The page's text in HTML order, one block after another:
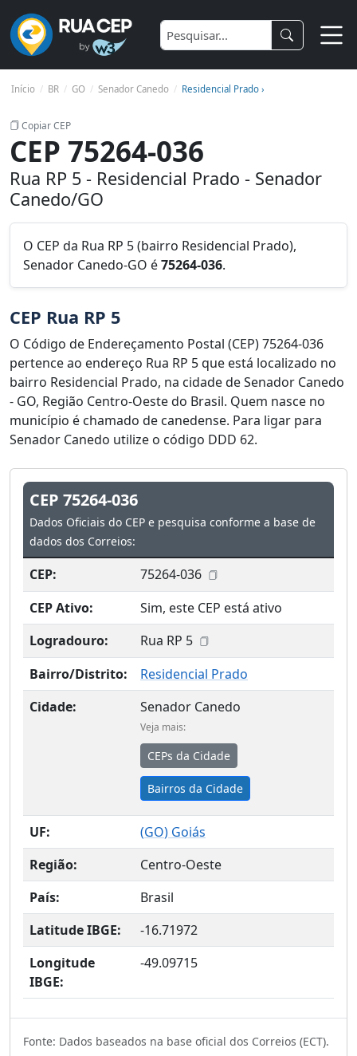
Início BR GO Senador Canedo Residencial Prado ›
Copiar CEP
CEP 75264-036
Rua RP 5 - Residencial Prado - Senador
Canedo/GO
O CEP da Rua RP 5 (bairro Residencial Prado),
Senador Canedo-GO é75264-036.
CEP Rua RP 5
O Código de Endereçamento Postal (CEP) 75264-036
pertence ao endereço Rua RP 5 que está localizado no
bairro Residencial Prado, na cidade de Senador Canedo
- GO, Região Centro-Oeste do Brasil. Quem nasce no
município é chamado de canedense. Para ligar para
Senador Canedo utilize o código DDD 62.
CEP 75264-036
Dados Oficiais do CEP e pesquisa conforme a base de
dados dos Correios:
CEP:
75264-036
CEP Ativo:
Sim, este CEP está ativo
Logradouro:
Rua RP 5
Bairro/Distrito:
Residencial Prado
Cidade:
Senador Canedo
Veja mais:
CEPs da Cidade
Bairros da Cidade
UF: (GO) Goiás
Região:
Centro-Oeste
País:
Brasil
Latitude IBGE:
-16.71972
Longitude
IBGE:
-49.09715
Fonte: Dados baseados na base oficial dos Correios (ECT).